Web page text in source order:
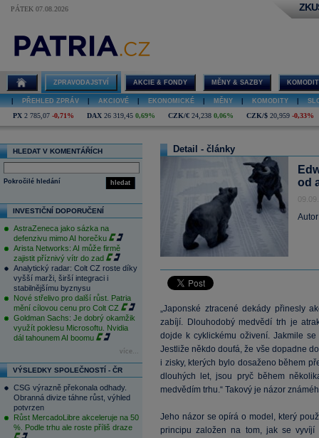
PÁTEK 07.08.2026
ZPRAVODAJSTVÍ AKCIE & FONDY MĚNY & SAZBY
PŘEHLED ZPRÁV AKCIOVÉ EKONOMICKÉ MĚNY KOMODITY
PX 2 785,07 -0,71% DAX 26 319,45 0,69% CZK/€ 24,238 0,06% CZK/$ 20,959 -0,33%
HLEDAT V KOMENTÁŘÍCH
hledat
Pokročilé hledání
INVESTIČNÍ DOPORUČENÍ
AstraZeneca jako sázka na
defenzivu mimo AI horečku
Arista Networks: AI může firmě
zajistit příznivý vítr do zad
Analytický radar: Colt CZ roste díky
vyšší marži, širší integraci i
stabilnějšímu byznysu
Nové střelivo pro další růst. Patria
mění cílovou cenu pro Colt CZ
Goldman Sachs: Je dobrý okamžik
využít poklesu Microsoftu. Nvidia
dál tahounem AI boomu
více...
VÝSLEDKY SPOLEČNOSTÍ - ČR
CSG výrazně překonala odhady.
Obranná divize táhne růst, výhled
potvrzen
Růst MercadoLibre akceleruje na 50
%. Podle trhu ale roste příliš draze
Detail - články
od
„Japonské ztracené dekády přinesly
zabíjí. Dlouhodobý medvědí trh je
dojde k cyklickému oživení. Jakmile
Jestliže někdo doufá, že vše dopadne
i zisky, kterých bylo dosaženo během
dlouhých let, jsou pryč během
medvědím trhu.“ Takový je názor
Jeho názor se opírá o model, který
principu založen na tom, jak se vyvíjí